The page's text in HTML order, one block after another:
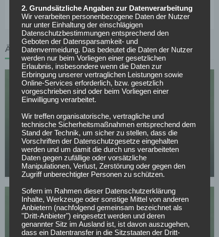
Haaland, Marmoush
ÄHNLICHE ARTIKEL
SPORTWETTEN
Deutschland – Finnland Tipps, Prognose & Quoten
| Freundschaftsspiel 31.05.2026
30.05.2026
2. Grundsätzliche Angaben zur Datenverarbeitung
Wir verarbeiten personenbezogene Daten der Nutzer
nur unter Einhaltung der einschlägigen
Datenschutzbestimmungen entsprechend den
Geboten der Datensparsamkeit- und
Datenvermeidung. Das bedeutet die Daten der Nutzer
werden nur beim Vorliegen einer gesetzlichen
Erlaubnis, insbesondere wenn die Daten zur
Erbringung unserer vertraglichen Leistungen sowie
Online-Services erforderlich, bzw. gesetzlich
vorgeschrieben sind oder beim Vorliegen einer
Einwilligung verarbeitet.
Wir treffen organisatorische, vertragliche und
technische Sicherheitsmaßnahmen entsprechend dem
Stand der Technik, um sicher zu stellen, dass die
Vorschriften der Datenschutzgesetze eingehalten
werden und um damit die durch uns verarbeiteten
Daten gegen zufällige oder vorsätzliche
Manipulationen, Verlust, Zerstörung oder gegen den
Zugriff unberechtigter Personen zu schützen.
Sofern im Rahmen dieser Datenschutzerklärung
Inhalte, Werkzeuge oder sonstige Mittel von anderen
Anbietern (nachfolgend gemeinsam bezeichnet als
"Dritt-Anbieter") eingesetzt werden und deren
genannter Sitz im Ausland ist, ist davon auszugehen,
dass ein Datentransfer in die Sitzstaaten der Dritt-